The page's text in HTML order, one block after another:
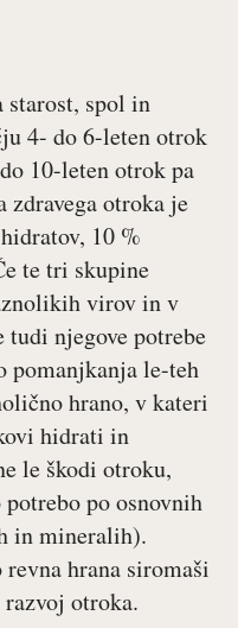
starost, spol in
4- do 6-leten otrok
10-leten otrok pa
zdravega otroka je
10 %
te tri skupine
virov in v
njegove potrebe
le-teh
hrano, v kateri
hidrati in
le škodi otroku,
po osnovnih
in mineralih).
hrana siromaši
otroka.